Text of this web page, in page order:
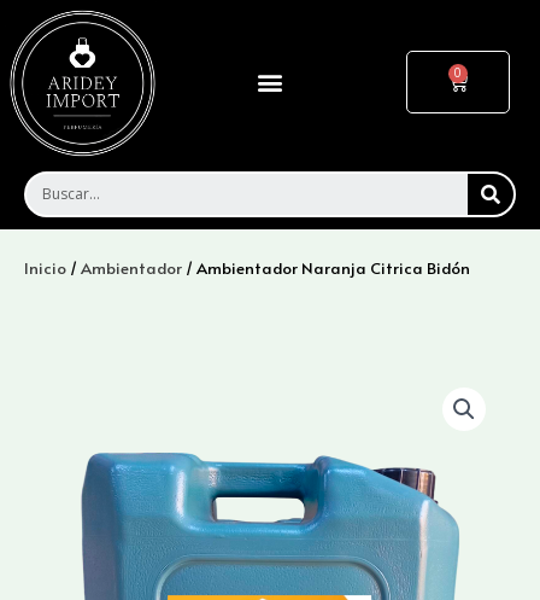
contenido
Menu Cart
Inicio / Ambientador / Ambientador Naranja Citrica Bidón